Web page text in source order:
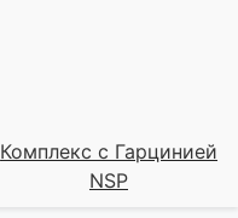
Комплекс с Гарцинией
NSP